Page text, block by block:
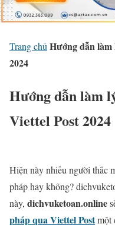
Trang chủ Hướng dẫn
2024
Hướng dẫn làm
Viettel Post 2024
Hiện này nhiều người thắc
pháp hay không?
này, dichvuketoan.online
pháp qua Viettel Postmột